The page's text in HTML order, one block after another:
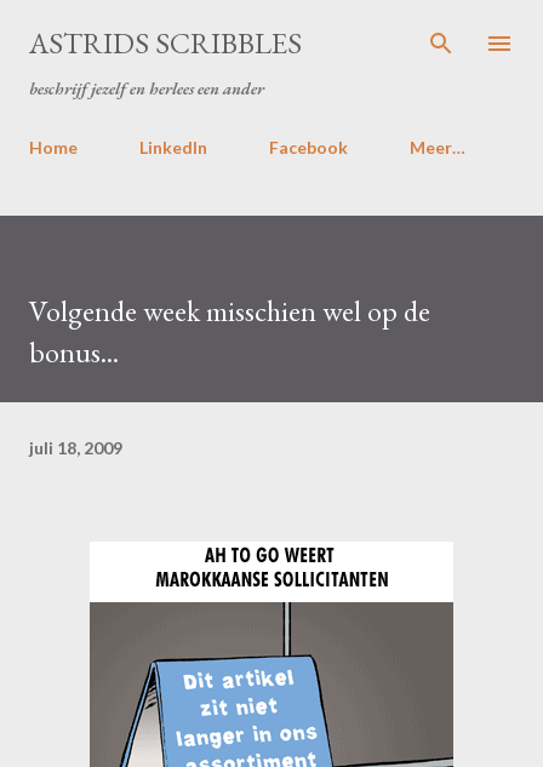
Doorgaan naar hoofdcontent
ASTRIDS SCRIBBLES
beschrijf jezelf en herlees een ander
Home LinkedIn Facebook Meer…
Volgende week misschien wel op de
bonus...
juli 18, 2009